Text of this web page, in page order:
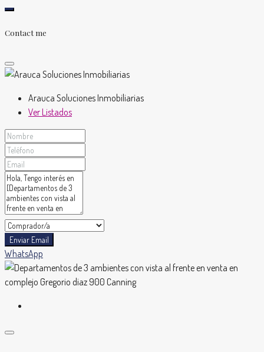
Contact me
Arauca Soluciones Inmobiliarias
Ver Listados
Enviar Email
WhatsApp